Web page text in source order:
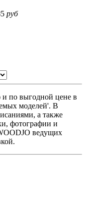
руб
по выгодной цене в
моделей'. В
а также
фотографии и
ведущих